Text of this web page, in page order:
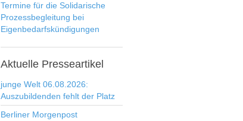
Termine für die Solidarische
Prozessbegleitung bei
Eigenbedarfskündigungen
Aktuelle Presseartikel
junge Welt 06.08.2026:
Auszubildenden fehlt der Platz
Berliner Morgenpost